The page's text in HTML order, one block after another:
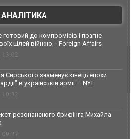
АНАЛІТИКА
до компромісів і прагне
цілей війною, - Foreign Affairs
13:02
Сирського знаменує кінець епохи
в українській армії — NYT
10:32
резонансного брифінга Михайла
09:27